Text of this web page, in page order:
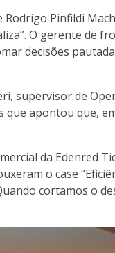
Pinfildi
O gerente de
decisões
supervisor de
que apontou que,
da Edenred
o case
cortamos o